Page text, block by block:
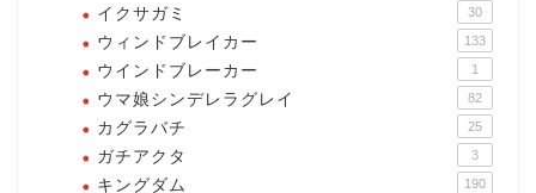
イクサガミ 30
ウィンドブレイカー 133
ウインドブレーカー 1
ウマ娘シンデレラグレイ 82
カグラバチ 25
ガチアクタ 3
キングダム 190